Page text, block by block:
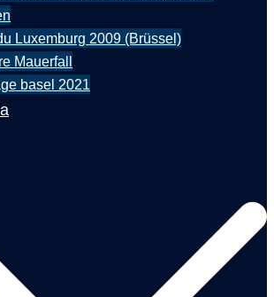
Luxemburg 2009 (Brüssel)
Mauerfall
basel 2021